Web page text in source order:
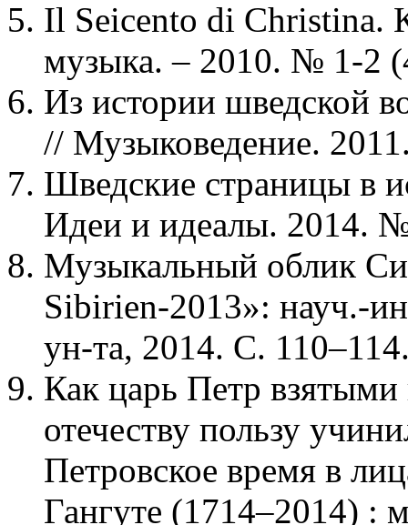
Il Seicento di Christina.
музыка. – 2010. № 1-2
Из истории шведской
// Музыковедение.
Шведские страницы в
Идеи и идеалы. 2014.
Музыкальный облик
Sibirien-2013»: науч.-
ун-та, 2014. С.
Как царь Петр
отечеству пользу
Петровское время в
Гангуте (1714‒2014) :